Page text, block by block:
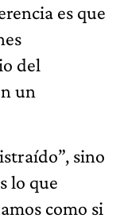
es que
del
un
sino
lo que
como si